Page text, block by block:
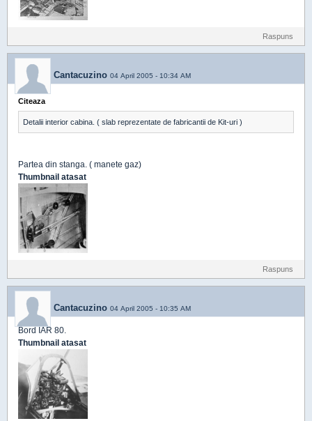
Raspuns
Cantacuzino 04 April 2005 - 10:34 AM
Citeaza
Detalii interior cabina. ( slab reprezentate de fabricantii de Kit-uri )
Partea din stanga. ( manete gaz)
Thumbnail atasat
Raspuns
Cantacuzino 04 April 2005 - 10:35 AM
Bord IAR 80.
Thumbnail atasat